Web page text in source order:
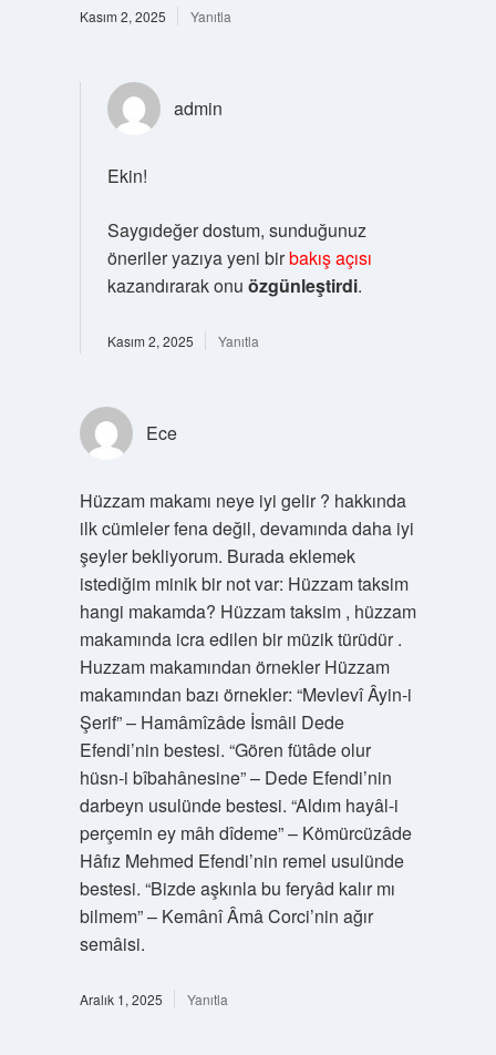
Kasım 2, 2025 Yanıtla
admin
Ekin!
Saygıdeğer dostum, sunduğunuz
öneriler yazıya yeni birbakış açısı
kazandırarak onu özgünleştirdi.
Kasım 2, 2025 Yanıtla
Ece
Hüzzam makamı neye iyi gelir ? hakkında
ilk cümleler fena değil, devamında daha iyi
şeyler bekliyorum. Burada eklemek
istediğim minik bir not var: Hüzzam taksim
hangi makamda? Hüzzam taksim , hüzzam
makamında icra edilen bir müzik türüdür .
Huzzam makamından örnekler Hüzzam
makamından bazı örnekler: “Mevlevî Âyin-i
Şerif” – Hamâmîzâde İsmâil Dede
Efendi’nin bestesi. “Gören fütâde olur
hüsn-i bîbahânesine” – Dede Efendi’nin
darbeyn usulünde bestesi. “Aldım hayâl-i
perçemin ey mâh dîdeme” – Kömürcüzâde
Hâfız Mehmed Efendi’nin remel usulünde
bestesi. “Bizde aşkınla bu feryâd kalır mı
bilmem” – Kemânî Âmâ Corci’nin ağır
semâisi.
Aralık 1, 2025 Yanıtla